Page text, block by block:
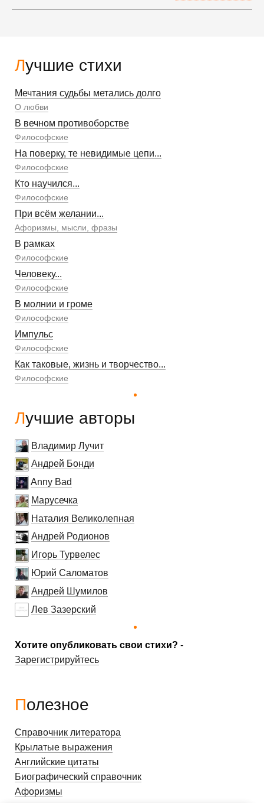
Лучшие стихи
Мечтания судьбы метались долго
О любви
В вечном противоборстве
Философские
На поверку, те невидимые цепи...
Философские
Кто научился...
Философские
При всём желании...
Афоризмы, мысли, фразы
В рамках
Философские
Человеку...
Философские
В молнии и громе
Философские
Импульс
Философские
Как таковые, жизнь и творчество...
Философские
Лучшие авторы
Владимир Лучит
Андрей Бонди
Anny Bad
Марусечка
Наталия Великолепная
Андрей Родионов
Игорь Турвелес
Юрий Саломатов
Андрей Шумилов
Лев Зазерский
Хотите опубликовать свои стихи? -
Зарегистрируйтесь
Полезное
Справочник литератора
Крылатые выражения
Английские цитаты
Биографический справочник
Афоризмы